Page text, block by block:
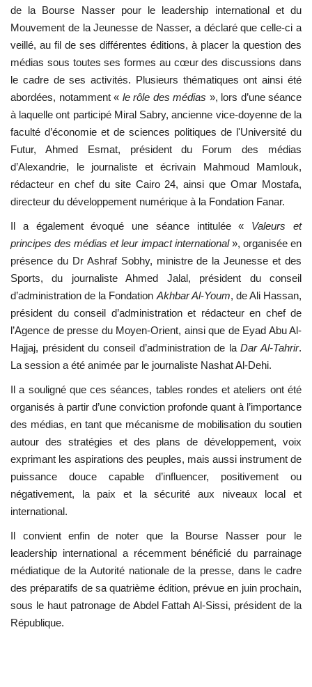
French Arabic
de la Bourse Nasser pour le leadership internationalet du
Mouvement de la Jeunesse de Nasser, a déclaré que celle-ci a
veillé, au fil de ses différentes éditions, à placer la question des
médias sous toutes ses formes au cœur des discussions dans
le cadre de ses activités. Plusieurs thématiques ont ainsi été
abordées, notamment « le rôle des médias », lors d’une séance
à laquelle ont participé Miral Sabry, ancienne vice-doyenne de la
faculté d’économie et de sciences politiques de l'Université du
Futur, Ahmed Esmat, président du Forum des médias
d’Alexandrie, le journaliste et écrivain Mahmoud Mamlouk,
rédacteur en chef du site Cairo 24, ainsi queOmar Mostafa,
directeur du développement numérique à la Fondation Fanar.
Il a également évoqué une séance intitulée « Valeurs et
principes des médias et leur impact international», organisée en
présence du Dr Ashraf Sobhy, ministre de la Jeunesse et des
Sports, du journalisteAhmed Jalal, président du conseil
d’administrationde la Fondation Akhbar Al-Youm, deAli Hassan,
président du conseil d’administration et rédacteur en chef de
l’Agence de presse du Moyen-Orient, ainsi que de Eyad Abu Al-
Hajjaj, président du conseil d’administration de la Dar Al-Tahrir.
La session a été animée par le journaliste Nashat Al-Dehi.
Il a souligné que ces séances, tables rondes et ateliers ont été
organisés à partir d’une conviction profonde quant à l’importance
des médias, en tant que mécanisme de mobilisation du soutien
autour des stratégies et des plans de développement, voix
exprimant les aspirations des peuples, mais aussi instrument de
puissance douce capable d’influencer, positivement ou
négativement, la paix et la sécurité aux niveaux local et
international.
Il convient enfin de noter que la Bourse Nasser pour le
leadership internationala récemment bénéficié du parrainage
médiatique de laAutorité nationale de la presse, dans le cadre
des préparatifs de sa quatrième édition, prévue en juin prochain,
sous le haut patronage de Abdel Fattah Al-Sissi, président de la
République.